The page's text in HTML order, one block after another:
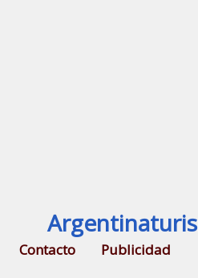
Contacto Publicidad